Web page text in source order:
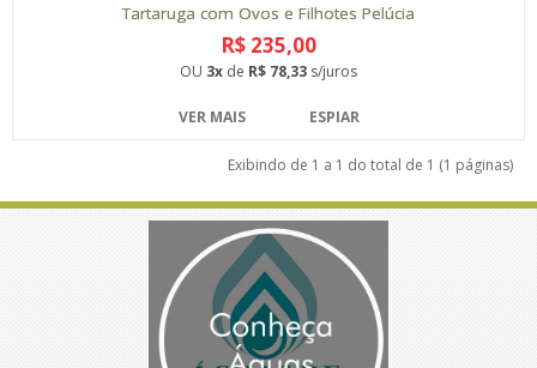
Tartaruga com Ovos e Filhotes Pelúcia
R$ 235,00
OU 3x de R$ 78,33 s/juros
VER MAIS ESPIAR
Exibindo de 1 a 1 do total de 1 (1 páginas)